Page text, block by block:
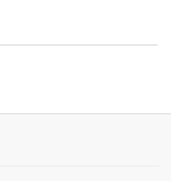
す。
術「金星コミュニケ
国で講演中